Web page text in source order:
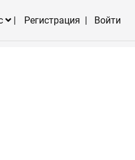
Регистрация Войти